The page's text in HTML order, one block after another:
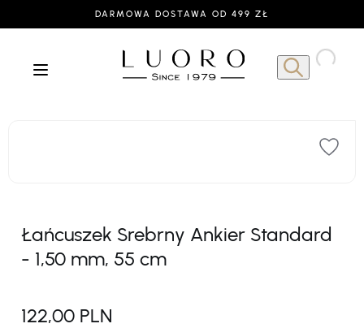
DARMOWA DOSTAWA OD 499 ZŁ
Łańcuszek Srebrny Ankier Standard
- 1,50 mm, 55 cm
122,00 PLN